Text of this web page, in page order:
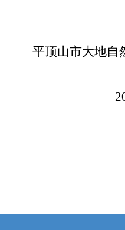
平顶山市大地自
2025年